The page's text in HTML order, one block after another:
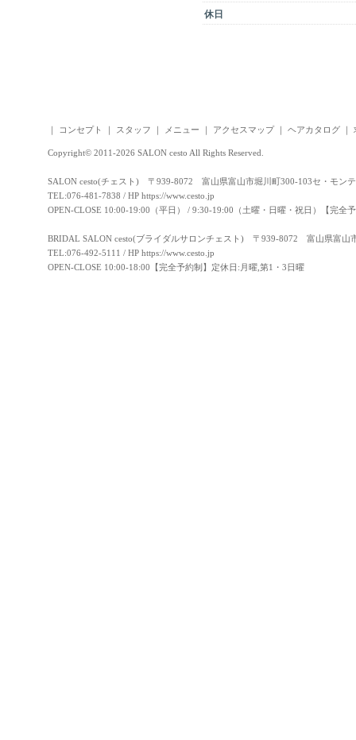
休日
｜ コンセプト ｜ スタッフ ｜ メニュー ｜ アクセスマップ｜ ヘアカタログ ｜
Copyright© 2011-2026 SALON cesto All Rights Reserved.
SALON cesto(チェスト) 〒939-8072 富山県富山市堀川町300-103セ・モン
TEL:076-481-7838 / HP https://www.cesto.jp
OPEN-CLOSE 10:00-19:00（平日） / 9:30-19:00（土曜・日曜・祝日）【完全
BRIDAL SALON cesto(ブライダルサロンチェスト) 〒939-8072 富山県富山
TEL:076-492-5111 / HP https://www.cesto.jp
OPEN-CLOSE 10:00-18:00【完全予約制】定休日:月曜,第1・3日曜